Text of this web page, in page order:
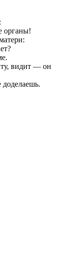
органы!
видит — он